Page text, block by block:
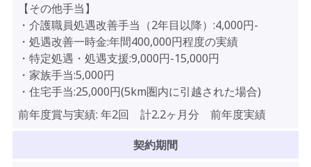
【その他手当】
・介護職員処遇改善手当（2年目以降）:4,000円-
・処遇改善一時金:年間400,000円程度の実績
・特定処遇・処遇支援:9,000円-15,000円
・家族手当:5,000円
・住宅手当:25,000円(5km圏内に引越された場合)
前年度賞与実績: 年2回 計2.2ヶ月分 前年度実績
契約期間